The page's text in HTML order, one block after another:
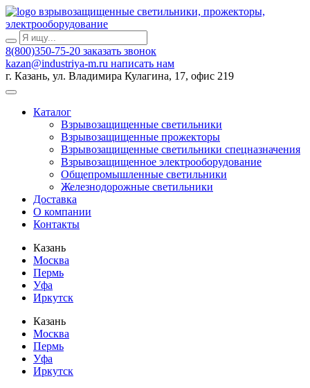
взрывозащищенные светильники, прожекторы,
электрооборудование
8(800)350-75-20 заказать звонок
kazan@industriya-m.ru написать нам
г. Казань, ул. Владимира Кулагина, 17, офис 219
Каталог
Взрывозащищенные светильники
Взрывозащищенные прожекторы
Взрывозащищенные светильники спецназначения
Взрывозащищенное электрооборудование
Общепромышленные светильники
Железнодорожные светильники
Доставка
О компании
Контакты
Казань
Москва
Пермь
Уфа
Иркутск
Казань
Москва
Пермь
Уфа
Иркутск